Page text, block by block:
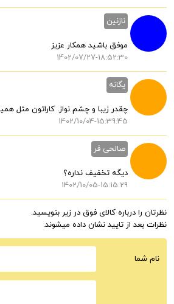
نازنین
موفق باشید همکار عزیز
1402/07/27-18:52:30
یگانه
چقدر زیبا و چشم نواز. کاراتون مثل
1402/10/04-15:39:45
صالحی فر
دیگه تخفیف نداره؟
1402/10/05-15:15:29
نظرتان را درباره کالای فوق در زیر بنویسید.
نظرات بعد از تایید نشان داده میشوند.
نام شما